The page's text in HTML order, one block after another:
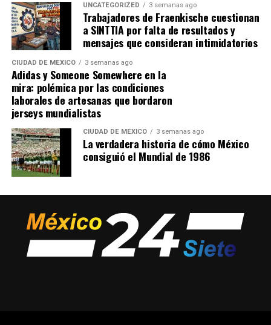
UNCATEGORIZED 3 semanas ago
Trabajadores de Fraenkische cuestionan
a SINTTIA por falta de resultados y
mensajes que consideran intimidatorios
CIUDAD DE MÉXICO 3 semanas ago
Adidas y Someone Somewhere en la
mira: polémica por las condiciones
laborales de artesanas que bordaron
jerseys mundialistas
CIUDAD DE MÉXICO 3 semanas ago
La verdadera historia de cómo México
consiguió el Mundial de 1986